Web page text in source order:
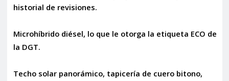
historial de revisiones.
Microhíbrido diésel, lo que le otorga la etiqueta ECO de
la DGT.
Techo solar panorámico, tapicería de cuero bitono,